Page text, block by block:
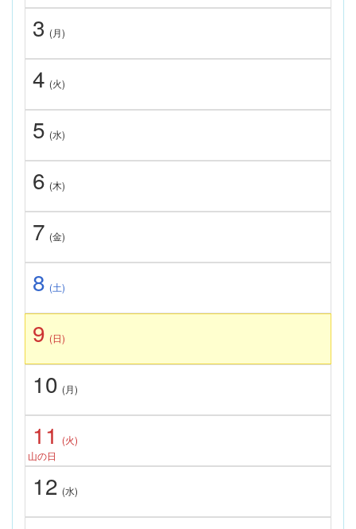
3 (月)
4 (火)
5 (水)
6 (木)
7 (金)
8 (土)
9 (日)
10 (月)
11
(火)
山の日
12 (水)